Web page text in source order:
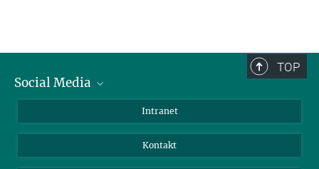
TOP
Social Media
LinkedIn
Intranet
Kontakt